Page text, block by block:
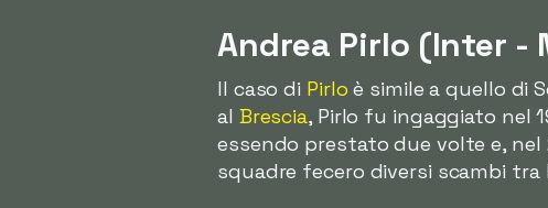
Andrea Pirlo (Inter -
Il caso di Pirlo è simile a quello di
al Brescia, Pirlo fu ingaggiato nel
essendo prestato due volte e, nel
squadre fecero diversi scambi tra